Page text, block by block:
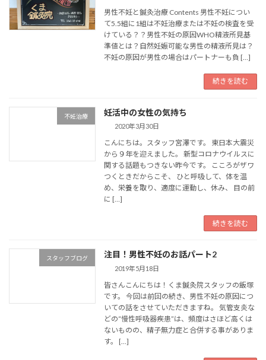
男性不妊と鍼灸治療 Contents 男性不妊につい
て5.5組に1組は不妊治療または不妊の検査を受
けている？？男性不妊の原因WHO精液所見基
準値とは？自然妊娠可能な男性の精液所見は？
不妊の原因が男性の場合はパートナーも負 […]
続きを読む
不妊治療 妊活中の女性の気持ち
2020年3月30日
こんにちは。スタッフ宮澤です。 東日本大震災
から９年を迎えました。 新型コロナウイルスに
関する話題もつきない昨今です。 こころがザワ
つくときだからこそ、 ひと呼吸して、体を温
め、栄養を取り、適度に運動し、休み、 目の前
に […]
続きを読む
スタッフブログ 注目！男性不妊のお話パート2
2019年5月18日
皆さんこんにちは！くま鍼灸院スタッフの飯塚
です。 今回は前回の続き、男性不妊の原因につ
いての話をさせていただきますね。 気管支炎な
どの“慢性呼吸器疾患”は、頻度はさほど高くは
ないものの、精子無力症と合併する事がありま
す。 […]